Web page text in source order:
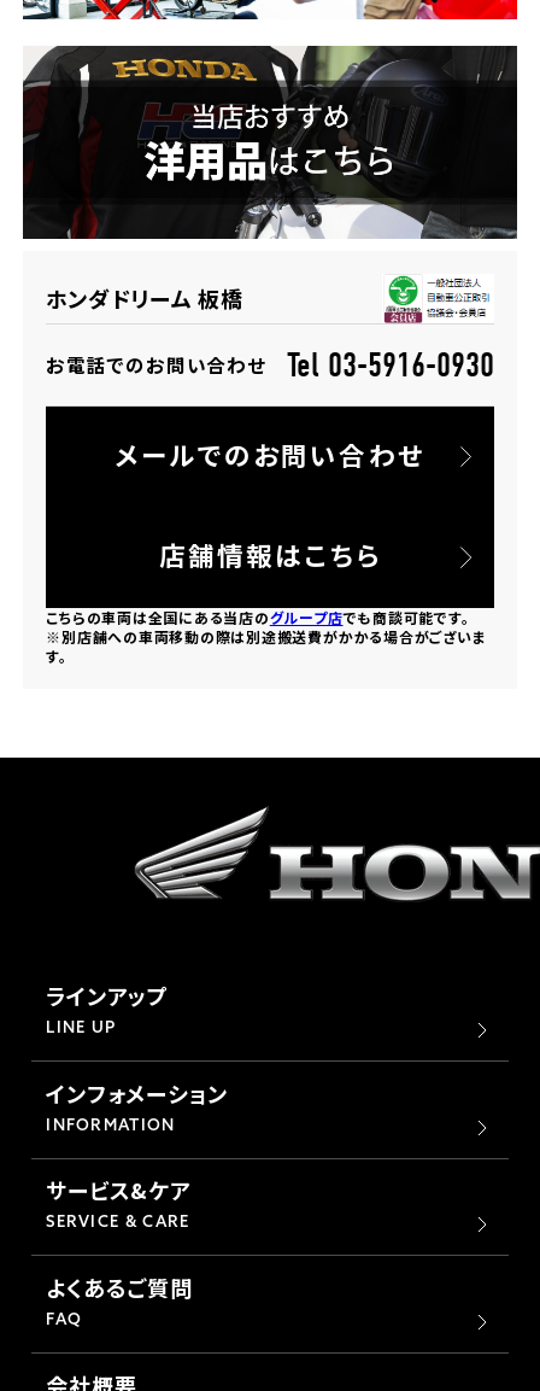
ホンダドリーム 板橋
お電話でのお問い合わせ Tel 03-5916-0930
メールでのお問い合わせ
店舗情報はこちら
こちらの車両は全国にある当店のグループ店でも商談可能です。
※別店舗への車両移動の際は別途搬送費がかかる場合がございま
す。
ラインアップ
LINE UP
インフォメーション
INFORMATION
サービス&ケア
SERVICE & CARE
よくあるご質問
FAQ
ホンダドリーム 松戸
ホンダドリーム 蘇我
埼玉県
ホンダドリーム ふかや花園
ホンダドリーム 鴻巣
ホンダドリーム 所沢
ホンダドリーム 東浦和
ホンダドリーム 草加
ホンダドリーム 水戸北